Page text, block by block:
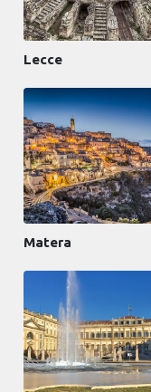
Lecce
Matera